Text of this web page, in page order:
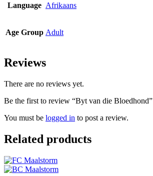
Language Afrikaans
Age Group Adult
Reviews
There are no reviews yet.
Be the first to review “Byt van die Bloedhond”
You must be logged in to post a review.
Related products